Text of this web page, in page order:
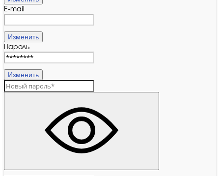
E-mail
Изменить
Пароль
Изменить